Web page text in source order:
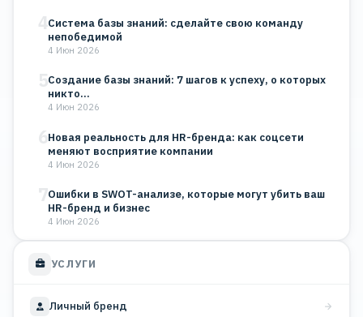
4Система базы знаний: сделайте свою команду
непобедимой
4 Июн 2026
5Создание базы знаний: 7 шагов к успеху, о которых
никто…
4 Июн 2026
6Новая реальность для HR-бренда: как соцсети
меняют восприятие компании
4 Июн 2026
7Ошибки в SWOT-анализе, которые могут убить ваш
HR-бренд и бизнес
4 Июн 2026
УСЛУГИ
Личный бренд